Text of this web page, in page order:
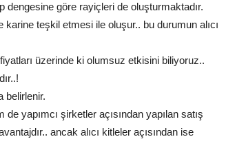
dengesine göre rayiçleri de oluşturmaktadır.
karine teşkil etmesi ile oluşur.. bu durumun alıcı
üzerinde ki olumsuz etkisini biliyoruz..
belirlenir.
yapımcı şirketler açısından yapılan satış
ancak alıcı kitleler açısından ise